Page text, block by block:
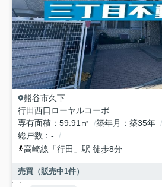
熊谷市久下
行田西口ローヤルコーポ
専有面積
59.91㎡ 築年月 築35年
総戸数
-
高崎線 「行田 」駅 徒歩8分
売買（販売中1件）